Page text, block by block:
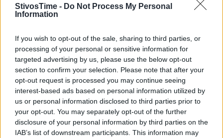
StivosTime - Do Not Process My Personal
Information
If you wish to opt-out of the sale, sharing to third parties, or
processing of your personal or sensitive information for
targeted advertising by us, please use the below opt-out
section to confirm your selection. Please note that after your
opt-out request is processed you may continue seeing
interest-based ads based on personal information utilized by
us or personal information disclosed to third parties prior to
your opt-out. You may separately opt-out of the further
disclosure of your personal information by third parties on the
IAB’s list of downstream participants. This information may
Διονύσης Αντωνέλλος
Δημοσιογράφος με εμπειρία σε blogging, ραδιόφωνο και
τηλεόραση. Εξειδίκευση στα ελληνοτουρκικά, τον
Ολυμπιακό και τον στίβο, με ρεπορτάζ και αναλύσεις από
πρώτο χέρι που προσφέρουν γνώση και έμπνευση.